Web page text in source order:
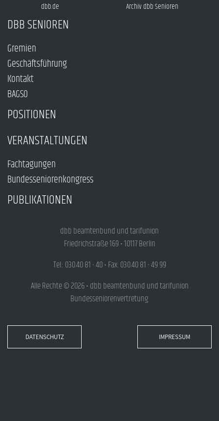
dbb.de Archiv dbb Senioren
DBB SENIOREN
Gremien
Geschäftsführung
Kontakt
BAGSO
POSITIONEN
VERANSTALTUNGEN
Fachtagungen
Bundesseniorenkongress
PUBLIKATIONEN
dbb beamtenbund und tarifunion
Friedrichstraße 169 • 10117 Berlin
Tel.: 030.40 81 - 40 • Fax: 030.40 81 - 49 99
Alle Rechte © 2026 • dbb beamtenbund und tarifunion
Bundesseniorenvertretung
DATENSCHUTZ IMPRESSUM